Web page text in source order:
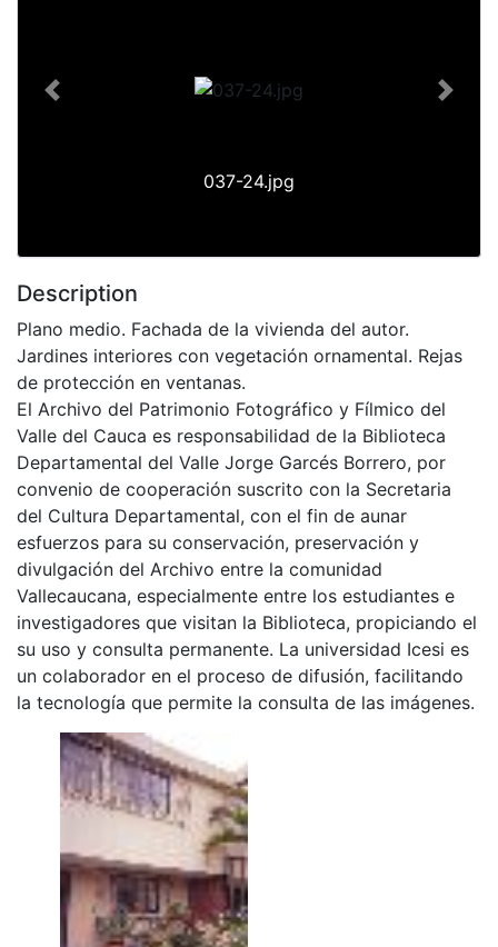
037-24.jpg
Previous Next
Description
Plano medio. Fachada de la vivienda del autor.
Jardines interiores con vegetación ornamental. Rejas
de protección en ventanas.
El Archivo del Patrimonio Fotográfico y Fílmico del
Valle del Cauca es responsabilidad de la Biblioteca
Departamental del Valle Jorge Garcés Borrero, por
convenio de cooperación suscrito con la Secretaria
del Cultura Departamental, con el fin de aunar
esfuerzos para su conservación, preservación y
divulgación del Archivo entre la comunidad
Vallecaucana, especialmente entre los estudiantes e
investigadores que visitan la Biblioteca, propiciando el
su uso y consulta permanente. La universidad Icesi es
un colaborador en el proceso de difusión, facilitando
la tecnología que permite la consulta de las imágenes.